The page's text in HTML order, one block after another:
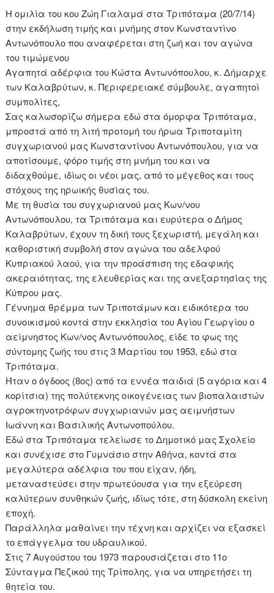
Η ομιλία του κου Ζώη Γιαλαμά στα Τριπόταμα (20/7/14)
στην εκδήλωση τιμής και μνήμης στον Κωνσταντίνο
Αντωνόπουλο που αναφέρεται στη ζωή και τον αγώνα
του τιμώμενου
Αγαπητά αδέρφια του Κώστα Αντωνόπουλου, κ. Δήμαρχε
των Καλαβρύτων, κ. Περιφερειακέ σύμβουλε, αγαπητοί
συμπολίτες,
Σας καλωσορίζω σήμερα εδώ στα όμορφα Τριπόταμα,
μπροστά από τη λιτή προτομή του ήρωα Τριποταμίτη
συγχωριανού μας Κωνσταντίνου Αντωνόπουλου, για να
αποτίσουμε, φόρο τιμής στη μνήμη του και να
διδαχθούμε, ιδίως οι νέοι μας, από το μέγεθος και τους
στόχους της ηρωικής θυσίας του.
Με τη θυσία του συγχωριανού μας Κων/νου
Αντωνόπουλου, τα Τριπόταμα και ευρύτερα ο Δήμος
Καλαβρύτων, έχουν τη δική τους ξεχωριστή, μεγάλη και
καθοριστική συμβολή στον αγώνα του αδελφού
Κυπριακού λαού, για την προάσπιση της εδαφικής
ακεραιότητας, της ελευθερίας και της ανεξαρτησίας της
Κύπρου μας.
Γέννημα θρέμμα των Τριποτάμων και ειδικότερα του
συνοικισμού κοντά στην εκκλησία του Αγίου Γεωργίου ο
αείμνηστος Κων/νος Αντωνόπουλος, είδε το φως της
σύντομης ζωής του στις 3 Μαρτίου του 1953, εδώ στα
Τριπόταμα.
Ήταν ο όγδοος (8ος) από τα εννέα παιδιά (5 αγόρια και 4
κορίτσια) της πολύτεκνης οικογένειας των βιοπαλαιστών
αγροκτηνοτρόφων συγχωριανών μας αειμνήστων
Ιωάννη και Βασιλικής Αντωνοπούλου.
Εδώ στα Τριπόταμα τελείωσε το Δημοτικό μας Σχολείο
και συνέχισε στο Γυμνάσιο στην Αθήνα, κοντά στα
μεγαλύτερα αδέλφια του που είχαν, ήδη,
μεταναστεύσει στην πρωτεύουσα για την εξεύρεση
καλύτερων συνθηκών ζωής, ιδίως τότε, στη δύσκολη εκείνη
εποχή.
Παράλληλα μαθαίνει την τέχνη και αρχίζει να εξασκεί
το επάγγελμα του υδραυλικού.
Στις 7 Αυγούστου του 1973 παρουσιάζεται στο 11ο
Σύνταγμα Πεζικού της Τρίπολης, για να υπηρετήσει τη
θητεία του.